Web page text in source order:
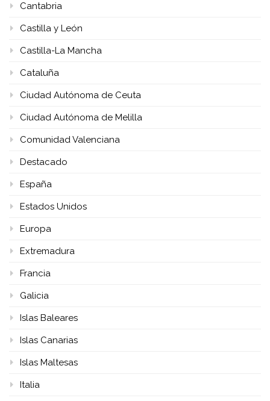
Cantabria
Castilla y León
Castilla-La Mancha
Cataluña
Ciudad Autónoma de Ceuta
Ciudad Autónoma de Melilla
Comunidad Valenciana
Destacado
España
Estados Unidos
Europa
Extremadura
Francia
Galicia
Islas Baleares
Islas Canarias
Islas Maltesas
Italia